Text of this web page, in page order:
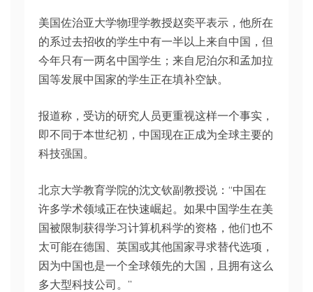
美国佐治亚大学物理学教授赵奕平表示，他所在
的系过去招收的学生中有一半以上来自中国，但
今年只有一两名中国学生；来自尼泊尔和孟加拉
国等发展中国家的学生正在填补空缺。
报道称，受访的研究人员更重视这样一个事实，
即不同于本世纪初，中国现在正成为全球主要的
科技强国。
北京大学教育学院的沈文钦副教授说：“中国在
许多学术领域正在快速崛起。如果中国学生在美
国被限制获得学习计算机科学的资格，他们也不
太可能在德国、英国或其他国家寻求替代选项，
因为中国也是一个全球领先的大国，且拥有这么
多大型科技公司。”